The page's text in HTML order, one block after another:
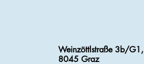
Weinzöttlstraße 3b/G1,
8045 Graz